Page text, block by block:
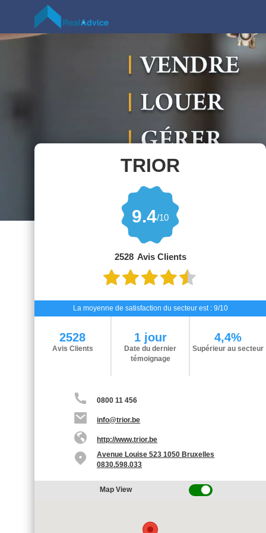
TRIOR
9.4/10
2528 Avis Clients
La moyenne de satisfaction du secteur est : 9/10
2528
Avis Clients
1 jour
Date du dernier
témoignage
4,4%
Supérieur au secteur
0800 11 456
info@trior.be
http://www.trior.be
Avenue Louise 523 1050 Bruxelles
0830.598.033
Map View